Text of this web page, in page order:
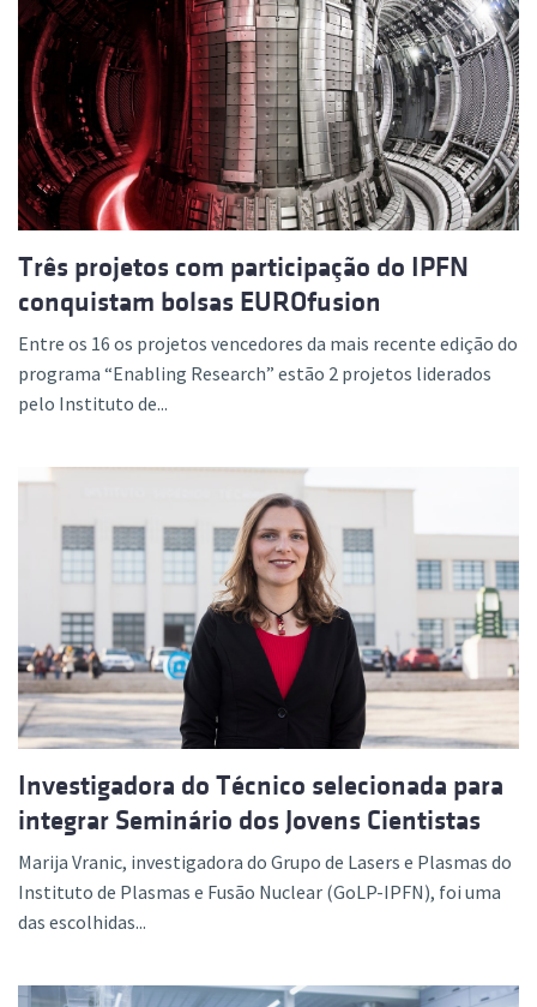
Três projetos com participação do IPFN
conquistam bolsas EUROfusion
Entre os 16 os projetos vencedores da mais recente edição do
programa “Enabling Research” estão 2 projetos liderados
pelo Instituto de...
Investigadora do Técnico selecionada para
integrar Seminário dos Jovens Cientistas
Marija Vranic, investigadora do Grupo de Lasers e Plasmas do
Instituto de Plasmas e Fusão Nuclear (GoLP-IPFN), foi uma
das escolhidas...